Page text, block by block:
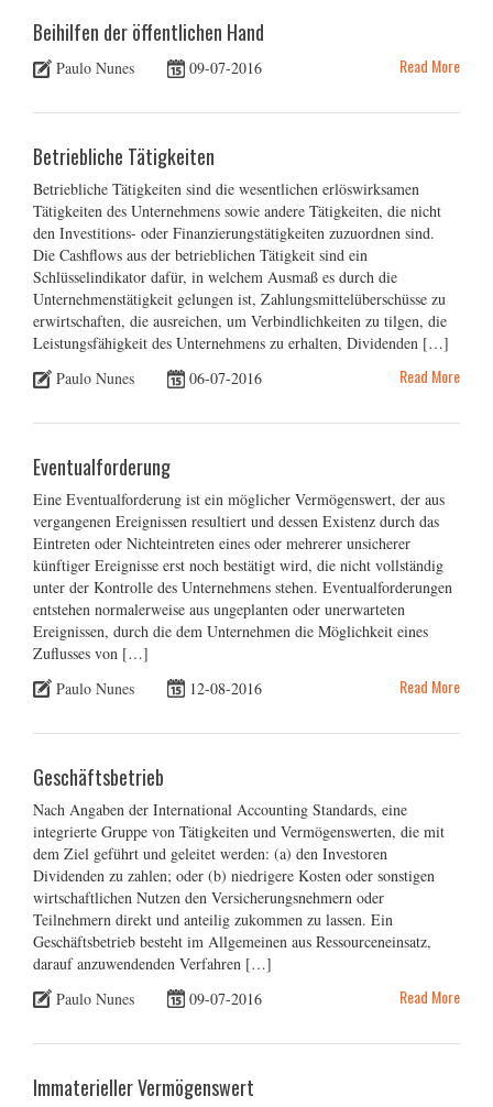
Beihilfen der öffentlichen Hand
Paulo Nunes 09-07-2016 Read More
Betriebliche Tätigkeiten
Betriebliche Tätigkeiten sind die wesentlichen erlöswirksamen
Tätigkeiten des Unternehmens sowie andere Tätigkeiten, die nicht
den Investitions- oder Finanzierungstätigkeiten zuzuordnen sind.
Die Cashflows aus der betrieblichen Tätigkeit sind ein
Schlüsselindikator dafür, in welchem Ausmaß es durch die
Unternehmenstätigkeit gelungen ist, Zahlungsmittelüberschüsse zu
erwirtschaften, die ausreichen, um Verbindlichkeiten zu tilgen, die
Leistungsfähigkeit des Unternehmens zu erhalten, Dividenden […]
Paulo Nunes
06-07-2016 Read More
Eventualforderung
Eine Eventualforderung ist ein möglicher Vermögenswert, der aus
vergangenen Ereignissen resultiert und dessen Existenz durch das
Eintreten oder Nichteintreten eines oder mehrerer unsicherer
künftiger Ereignisse erst noch bestätigt wird, die nicht vollständig
unter der Kontrolle des Unternehmens stehen. Eventualforderungen
entstehen normalerweise aus ungeplanten oder unerwarteten
Ereignissen, durch die dem Unternehmen die Möglichkeit eines
Zuflusses von […]
Paulo Nunes
12-08-2016 Read More
Geschäftsbetrieb
Nach Angaben der International Accounting Standards, eine
integrierte Gruppe von Tätigkeiten und Vermögenswerten, die mit
dem Ziel geführt und geleitet werden: (a) den Investoren
Dividenden zu zahlen; oder (b) niedrigere Kosten oder sonstigen
wirtschaftlichen Nutzen den Versicherungsnehmern oder
Teilnehmern direkt und anteilig zukommen zu lassen. Ein
Geschäftsbetrieb besteht im Allgemeinen aus Ressourceneinsatz,
darauf anzuwendenden Verfahren […]
Paulo Nunes
09-07-2016 Read More
Immaterieller Vermögenswert